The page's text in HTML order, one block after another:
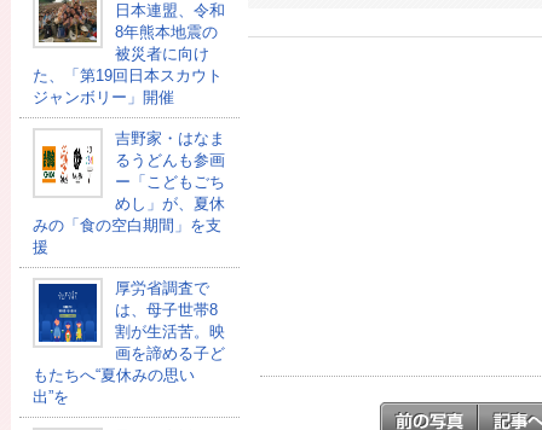
日本連盟、令和
8年熊本地震の
被災者に向け
た、「第19回日本スカウト
ジャンボリー」開催
吉野家・はなま
るうどんも参画
ー「こどもごち
めし」が、夏休
みの「食の空白期間」を支
援
厚労省調査で
は、母子世帯8
割が生活苦。映
画を諦める子ど
もたちへ“夏休みの思い
出”を